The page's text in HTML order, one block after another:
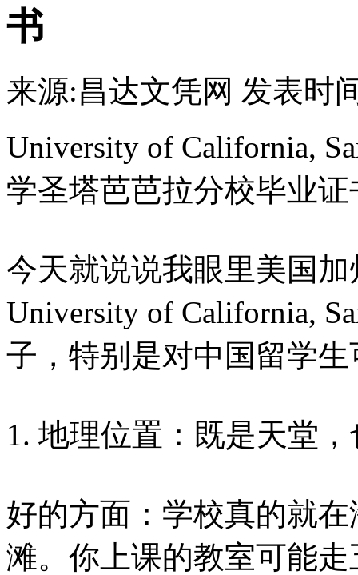
书
来源:昌达文凭网 发表时
University of California,
学圣塔芭芭拉分校毕业证
今天就说说我眼里美国
University of California,
子，特别是对中国留学
1. 地理位置：既是天堂，
好的方面：学校真的就
滩。你上课的教室可能